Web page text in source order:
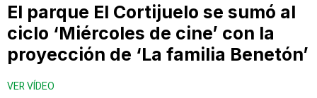
El parque El Cortijuelo se sumó al
ciclo ‘Miércoles de cine’ con la
proyección de ‘La familia Benetón’
VER VÍDEO